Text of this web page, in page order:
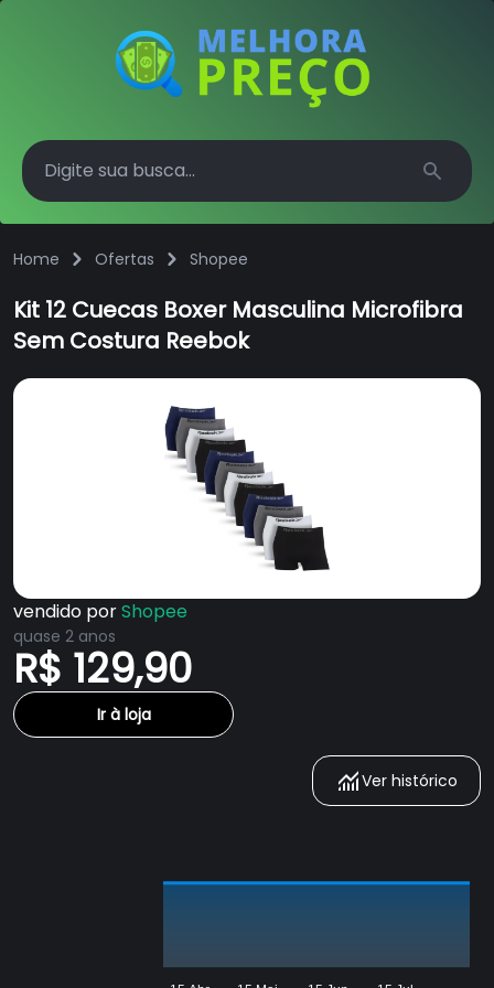
Search
Home Ofertas Shopee
Kit 12 Cuecas Boxer Masculina Microfibra
Sem Costura Reebok
vendido porShopee
quase 2 anos
R$ 129,90
Ir à loja
Ver histórico